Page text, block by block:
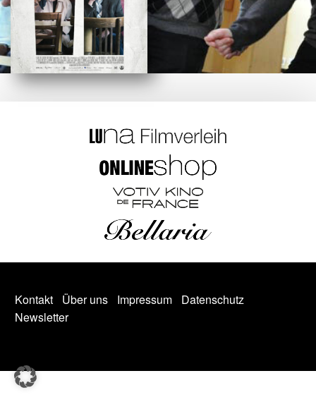
Kontakt Über uns Impressum
Datenschutz
Newsletter